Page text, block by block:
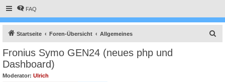
FAQ
Startseite Foren-Übersicht Allgemeines
Fronius Symo GEN24 (neues php und
Dashboard)
Moderator: Ulrich